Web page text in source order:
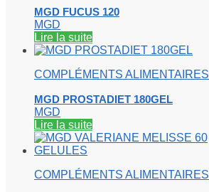
MGD FUCUS 120
MGD
Lire la suite
COMPLÉMENTS ALIMENTAIRES
MGD PROSTADIET 180GEL
MGD
Lire la suite
COMPLÉMENTS ALIMENTAIRES